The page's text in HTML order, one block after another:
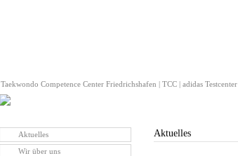
Taekwondo Competence Center Friedrichshafen | TCC | adidas Testcenter
Aktuelles
Wir über uns
Aktuelles